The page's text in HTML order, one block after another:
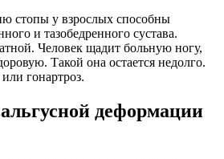
стопы у взрослых способны
и тазобедренного сустава.
Человек щадит больную ногу,
Такой она остается недолго.
или гонартроз.
деформации